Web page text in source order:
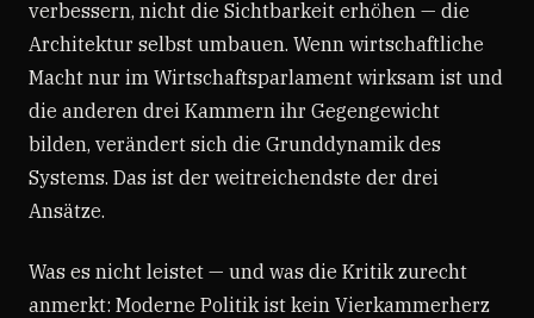
verbessern, nicht die Sichtbarkeit erhöhen — die
Architektur selbst umbauen. Wenn wirtschaftliche
Macht nur im Wirtschaftsparlament wirksam ist und
die anderen drei Kammern ihr Gegengewicht
bilden, verändert sich die Grunddynamik des
Systems. Das ist der weitreichendste der drei
Ansätze.
Was es nicht leistet — und was die Kritik zurecht
anmerkt: Moderne Politik ist kein Vierkammerherz